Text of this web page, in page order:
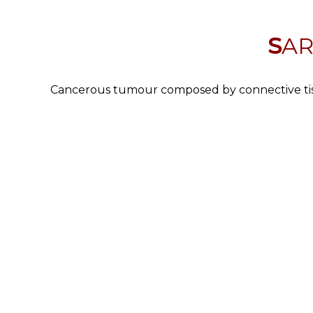
Cancerous tumour composed by connective